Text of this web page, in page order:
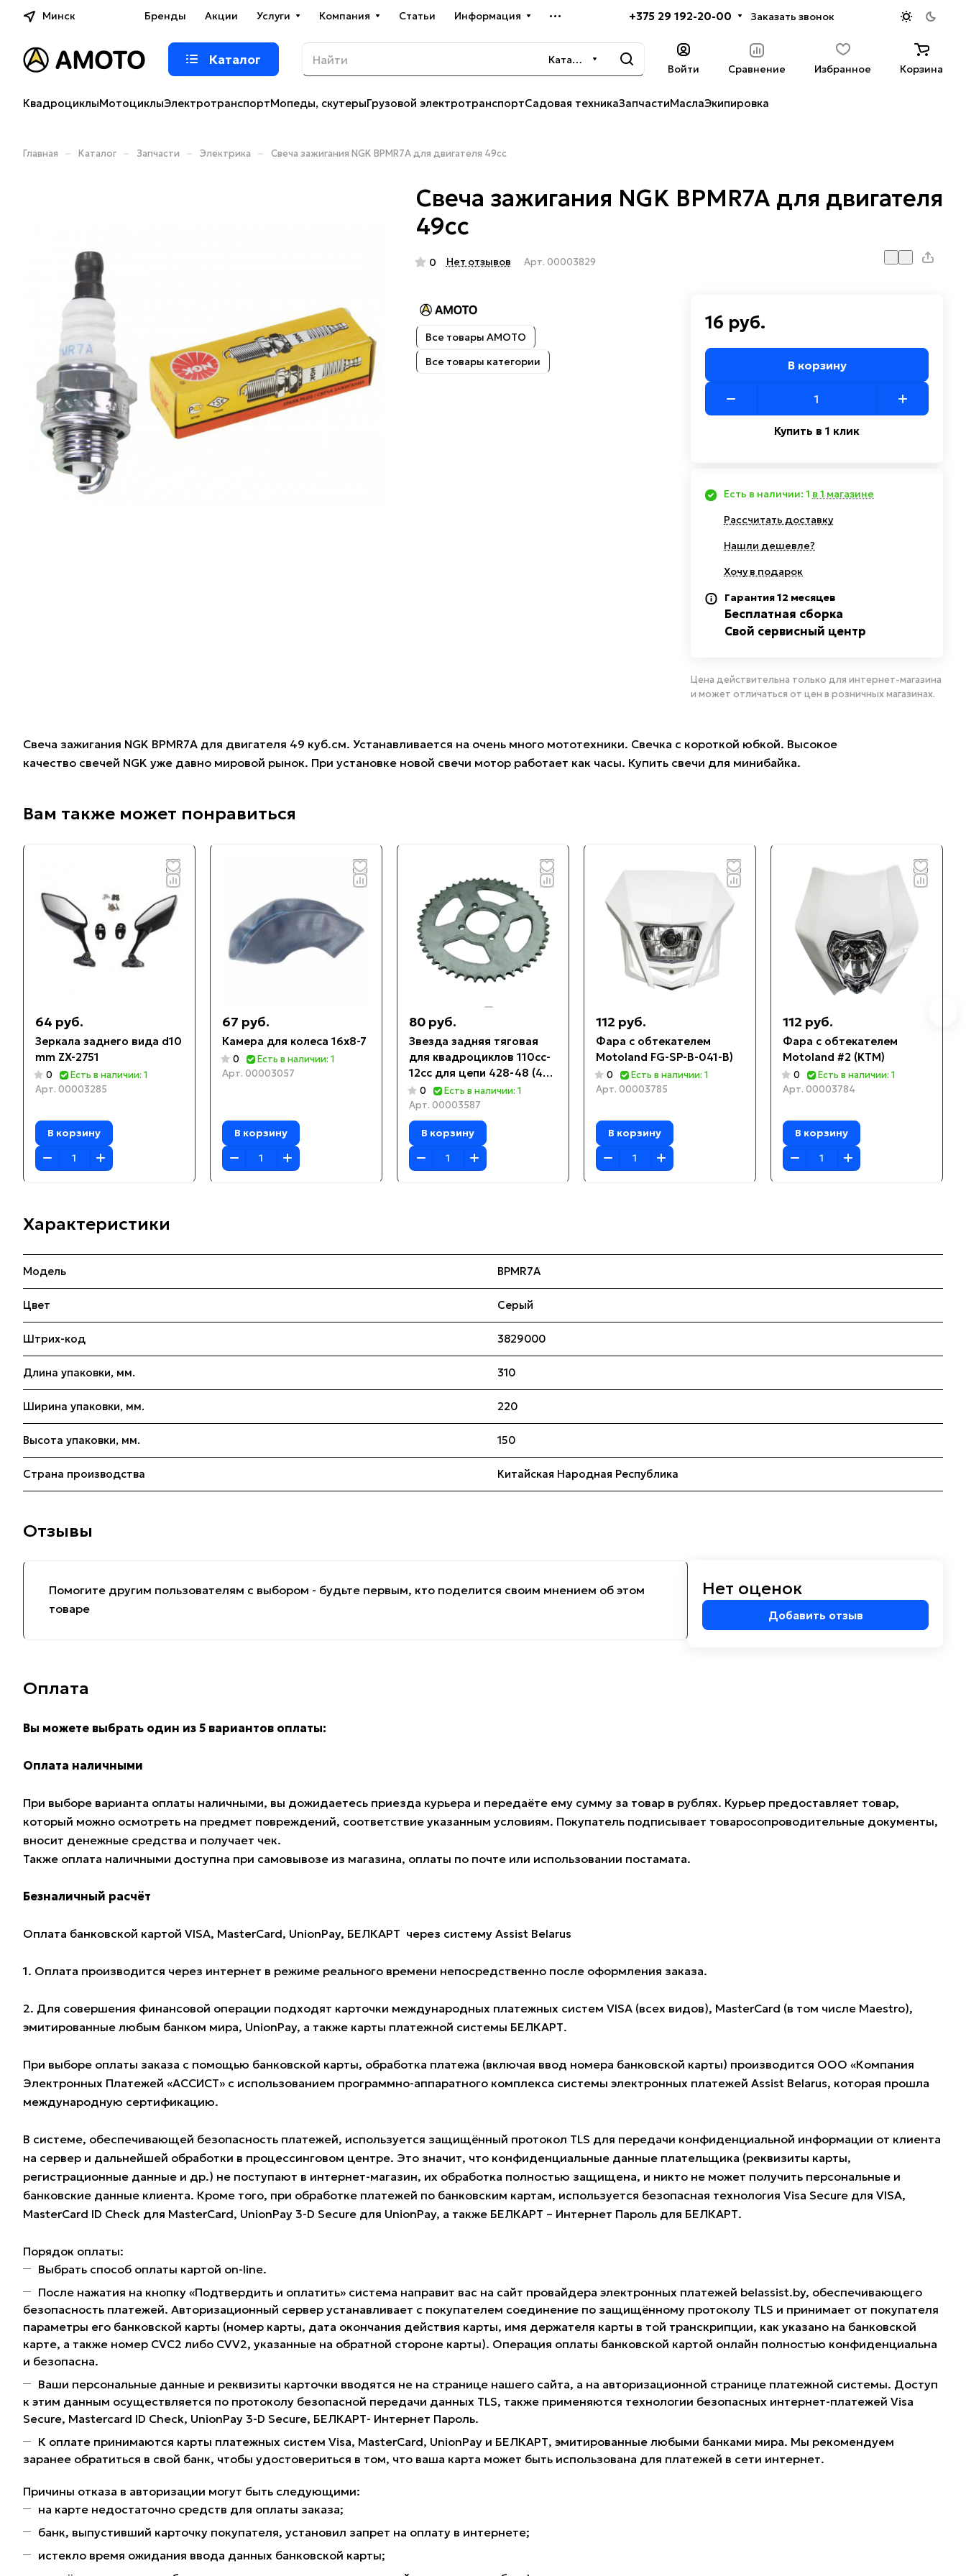
Минск Бренды Акции Услуги Компания Статьи Информация +375 29 192-20-00 Заказать звонок
Каталог Каталог
Войти Сравнение Избранное Корзина
КвадроциклыМотоциклыЭлектротранспортМопеды, скутерыГрузовой электротранспортСадовая техникаЗапчастиМаслаЭкипировка
Главная – Каталог – Запчасти – Электрика – Свеча зажигания NGK BPMR7A для двигателя 49cc
Свеча зажигания NGK BPMR7A для двигателя
49cc
0 Нет отзывов Арт. 00003829
Все товары AMOTO
Все товары категории
16 руб.
В корзину
Купить в 1 клик
Есть в наличии: 1 в 1 магазине
Рассчитать доставку
Нашли дешевле?
Хочу в подарок
Гарантия 12 месяцев
Бесплатная сборка
Свой сервисный центр
Цена действительна только для интернет-магазина
и может отличаться от цен в розничных магазинах.
Свеча зажигания NGK BPMR7A для двигателя 49 куб.см. Устанавливается на очень много мототехники. Свечка с короткой юбкой. Высокое
качество свечей NGK уже давно мировой рынок. При установке новой свечи мотор работает как часы. Купить свечи для минибайка.
Вам также может понравиться
64 руб.
Зеркала заднего вида d10
mm ZX-2751
0
Есть в наличии: 1
Арт. 00003285
В корзину
67 руб.
Камера для колеса 16x8-7
0
Есть в наличии: 1
Арт. 00003057
В корзину
80 руб.
Звезда задняя тяговая
для квадроциклов 110cc-
12cc для цепи 428-48 (4
отверстия)
0
Есть в наличии: 1
Арт. 00003587
В корзину
112 руб.
Фара с обтекателем
Motoland FG-SP-B-041-B)
0
Есть в наличии: 1
Арт. 00003785
В корзину
112 руб.
Фара с обтекателем
Motoland #2 (KTM)
0
Есть в наличии: 1
Арт. 00003784
В корзину
Характеристики
Модель BPMR7A
Цвет Серый
Штрих-код 3829000
Длина упаковки, мм. 310
Ширина упаковки, мм. 220
Высота упаковки, мм. 150
Страна производства Китайская Народная Республика
Отзывы
Помогите другим пользователям с выбором - будьте первым, кто поделится своим мнением об этом
товаре
Нет оценок
Добавить отзыв
Оплата
Вы можете выбрать один из 5 вариантов оплаты:
Оплата наличными
При выборе варианта оплаты наличными, вы дожидаетесь приезда курьера и передаёте ему сумму за товар в рублях. Курьер предоставляет товар,
который можно осмотреть на предмет повреждений, соответствие указанным условиям. Покупатель подписывает товаросопроводительные документы,
вносит денежные средства и получает чек.
Также оплата наличными доступна при самовывозе из магазина, оплаты по почте или использовании постамата.
Безналичный расчёт
Оплата банковской картой VISA, MasterCard, UnionPay, БЕЛКАРТ через систему Assist Belarus
1. Оплата производится через интернет в режиме реального времени непосредственно после оформления заказа.
2. Для совершения финансовой операции подходят карточки международных платежных систем VISA (всех видов), MasterCard (в том числе Maestro),
эмитированные любым банком мира, UnionPay, а также карты платежной системы БЕЛКАРТ.
При выборе оплаты заказа с помощью банковской карты, обработка платежа (включая ввод номера банковской карты) производится ООО «Компания
Электронных Платежей «АССИСТ» с использованием программно-аппаратного комплекса системы электронных платежей Assist Belarus, которая прошла
международную сертификацию.
В системе, обеспечивающей безопасность платежей, используется защищённый протокол TLS для передачи конфиденциальной информации от клиента
на сервер и дальнейшей обработки в процессинговом центре. Это значит, что конфиденциальные данные плательщика (реквизиты карты,
регистрационные данные и др.) не поступают в интернет-магазин, их обработка полностью защищена, и никто не может получить персональные и
банковские данные клиента. Кроме того, при обработке платежей по банковским картам, используется безопасная технология Visa Secure для VISA,
MasterCard ID Check для MasterCard, UnionPay 3-D Secure для UnionPay, а также БЕЛКАРТ – Интернет Пароль для БЕЛКАРТ.
Порядок оплаты:
Выбрать способ оплаты картой on-line.
После нажатия на кнопку «Подтвердить и оплатить» система направит вас на сайт провайдера электронных платежей belassist.by, обеспечивающего
безопасность платежей. Авторизационный сервер устанавливает с покупателем соединение по защищённому протоколу TLS и принимает от покупателя
параметры его банковской карты (номер карты, дата окончания действия карты, имя держателя карты в той транскрипции, как указано на банковской
карте, а также номер CVC2 либо CVV2, указанные на обратной стороне карты). Операция оплаты банковской картой онлайн полностью конфиденциальна
и безопасна.
Ваши персональные данные и реквизиты карточки вводятся не на странице нашего сайта, а на авторизационной странице платежной системы. Доступ
к этим данным осуществляется по протоколу безопасной передачи данных TLS, также применяются технологии безопасных интернет-платежей Visa
Secure, Mastercard ID Check, UnionPay 3-D Secure, БЕЛКАРТ- Интернет Пароль.
К оплате принимаются карты платежных систем Visa, MasterCard, UnionPay и БЕЛКАРТ, эмитированные любыми банками мира. Мы рекомендуем
заранее обратиться в свой банк, чтобы удостовериться в том, что ваша карта может быть использована для платежей в сети интернет.
Причины отказа в авторизации могут быть следующими:
на карте недостаточно средств для оплаты заказа;
банк, выпустивший карточку покупателя, установил запрет на оплату в интернете;
истекло время ожидания ввода данных банковской карты;